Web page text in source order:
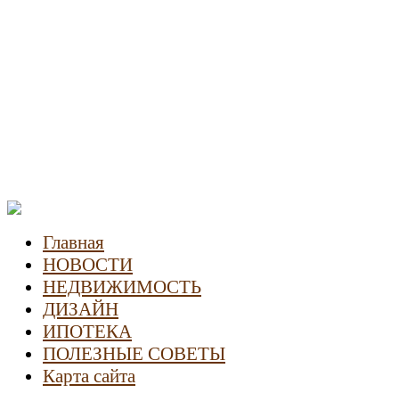
Главная
НОВОСТИ
НЕДВИЖИМОСТЬ
ДИЗАЙН
ИПОТЕКА
ПОЛЕЗНЫЕ СОВЕТЫ
Карта сайта